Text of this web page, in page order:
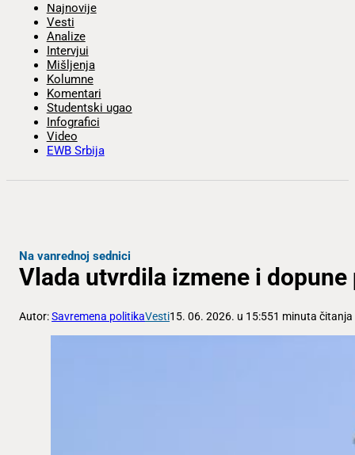
Najnovije
Vesti
Analize
Intervjui
Mišljenja
Kolumne
Komentari
Studentski ugao
Infografici
Video
EWB Srbija
Na vanrednoj sednici
Vlada utvrdila izmene i
Autor:Savremena politikaVesti15. 06. 2026. u 15:551 minuta čitanja